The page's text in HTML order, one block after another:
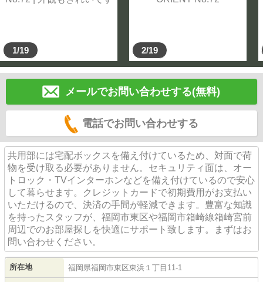
1/19 2/19
メールでお問い合わせする(無料)
電話でお問い合わせする
共用部には宅配ボックスを備え付けているため、対面で荷
物を受け取る必要がありません。セキュリティ面は、オー
トロック・TVインターホンなどを備え付けているので安心
して暮らせます。クレジットカードで初期費用がお支払い
いただけるので、決済の手間が軽減できます。豊富な知識
を持ったスタッフが、福岡市東区や福岡市箱崎線箱崎宮前
周辺でのお部屋探しを快適にサポート致します。まずはお
問い合わせください。
所在地 福岡県福岡市東区東浜 １丁目11-1